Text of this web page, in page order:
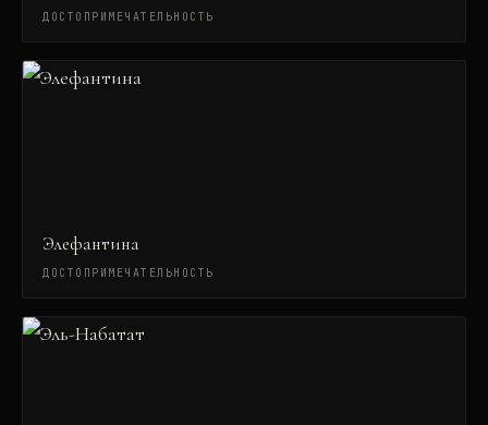
ДОСТОПРИМЕЧАТЕЛЬНОСТЬ
Элефантина
ДОСТОПРИМЕЧАТЕЛЬНОСТЬ